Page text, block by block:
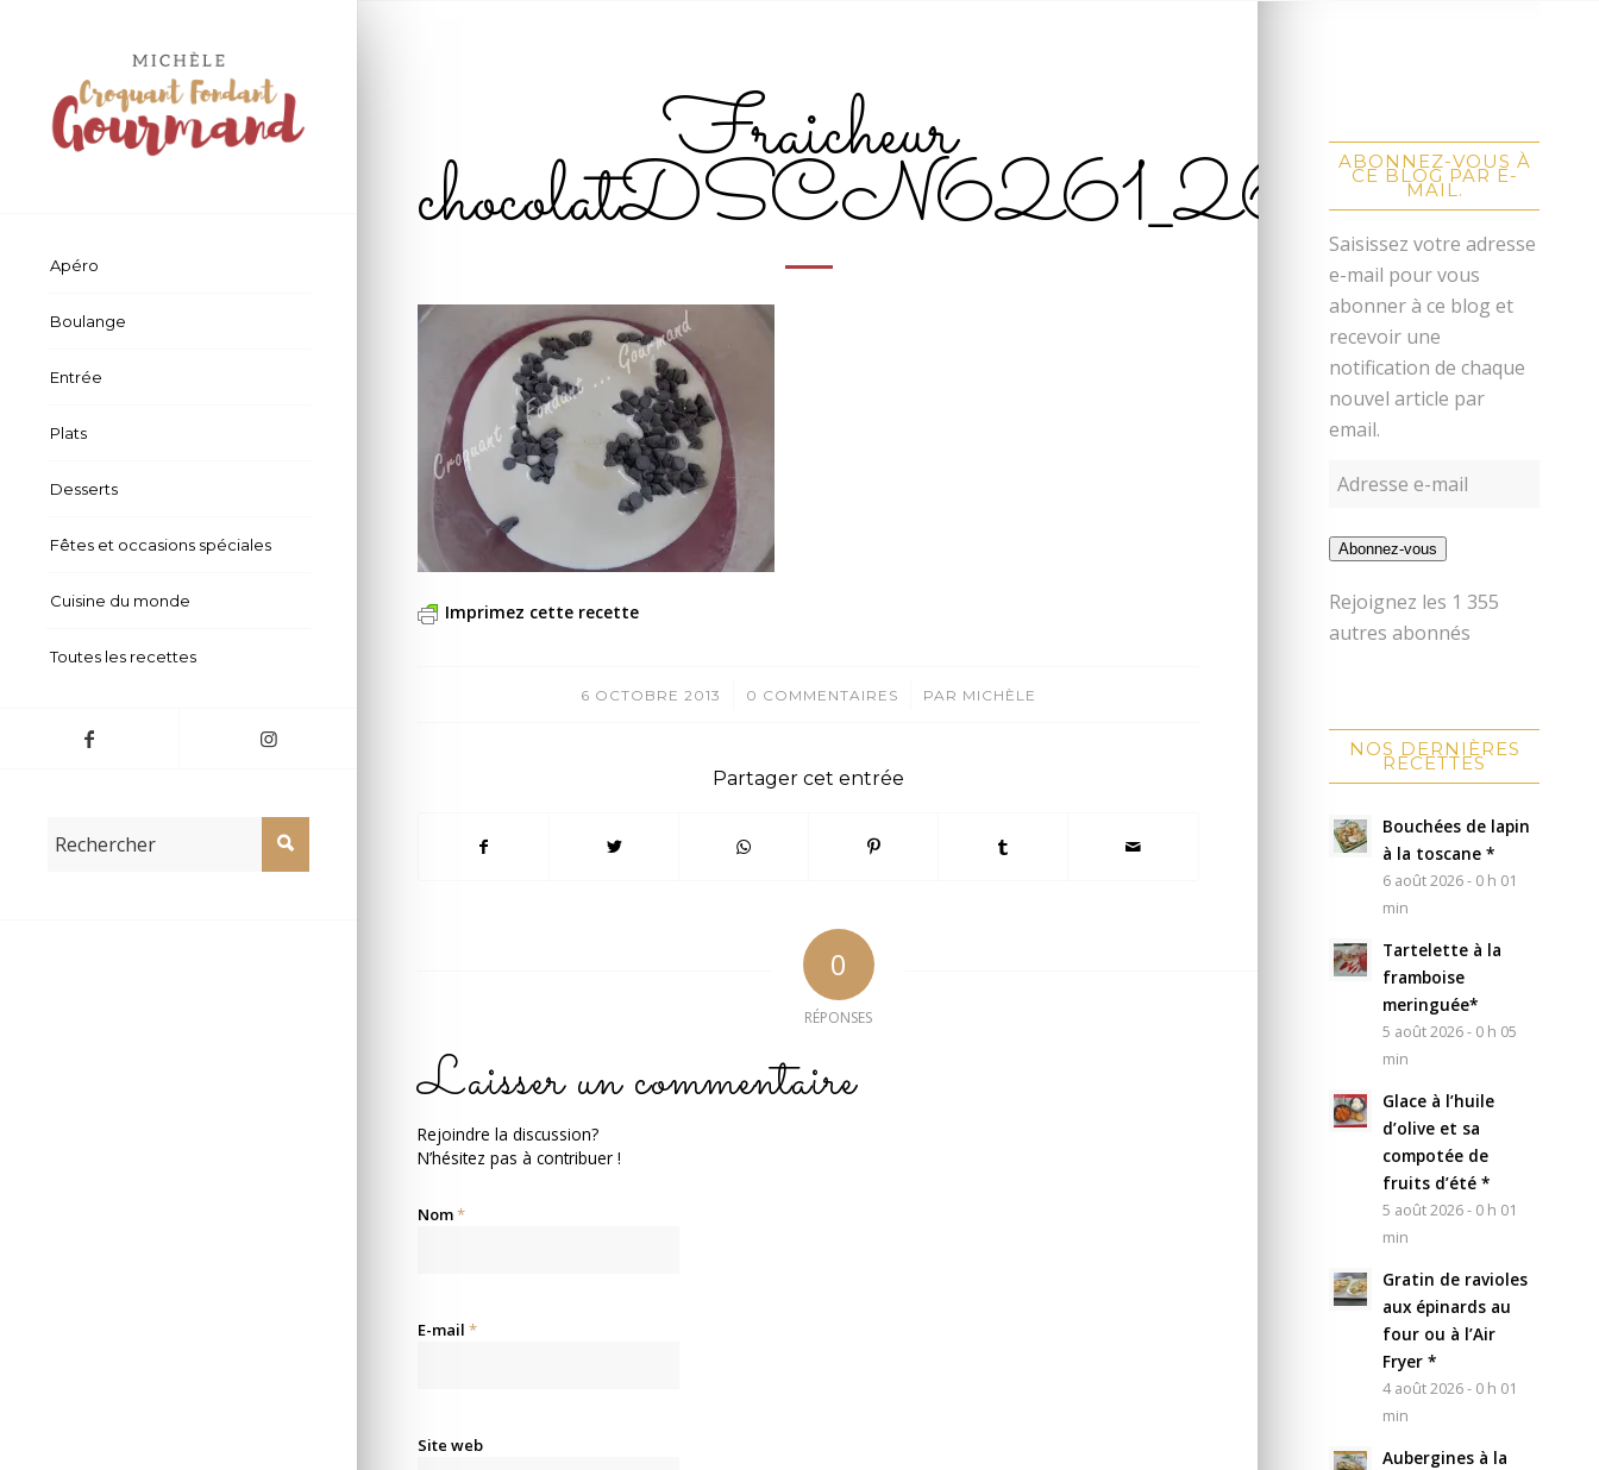
Apéro
Boulange
Entrée
Plats
Desserts
Fêtes et occasions spéciales
Cuisine du monde
Toutes les recettes
Fraicheur
chocolatDSCN6261_26317
Imprimez cette recette
6 OCTOBRE 2013
/ 0 COMMENTAIRES
/ PAR MICHÈLE
Partager cet entrée
0
RÉPONSES
Laisser un commentaire
Rejoindre la discussion?
N’hésitez pas à contribuer !
Nom*
E-mail *
Site web
ABONNEZ-VOUS À
CE BLOG PAR E-
MAIL.
Saisissez votre adresse
e-mail pour vous
abonner à ce blog et
recevoir une
notification de chaque
nouvel article par
email.
Abonnez-vous
Rejoignez les 1 355
autres abonnés
NOS DERNIÈRES
RECETTES
Bouchées de lapin
à la toscane *
6 août 2026 - 0 h 01
min
Tartelette à la
framboise
meringuée*
5 août 2026 - 0 h 05
min
Glace à l’huile
d’olive et sa
compotée de
fruits d’été *
5 août 2026 - 0 h 01
min
Gratin de ravioles
aux épinards au
four ou à l’Air
Fryer *
4 août 2026 - 0 h 01
min
Aubergines à la